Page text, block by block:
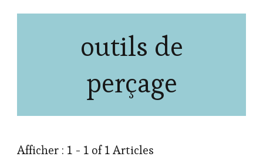
outils de
perçage
Afficher : 1 - 1 of 1 Articles